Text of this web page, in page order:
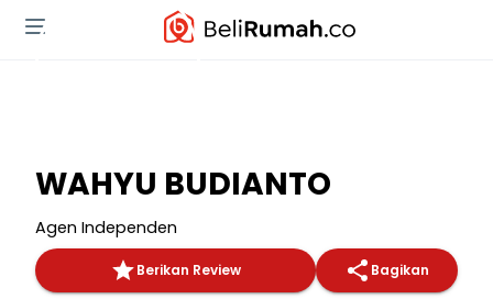
WAHYU BUDIANTO
Agen Independen
Berikan Review Bagikan